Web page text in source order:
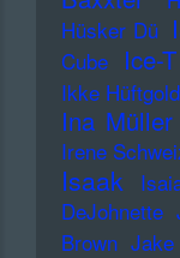
Hüsker Dü
Cube
Ice-T
Ikke Hüftgold
Ina Müller
Irene
Isaak
DeJohnette
Brown